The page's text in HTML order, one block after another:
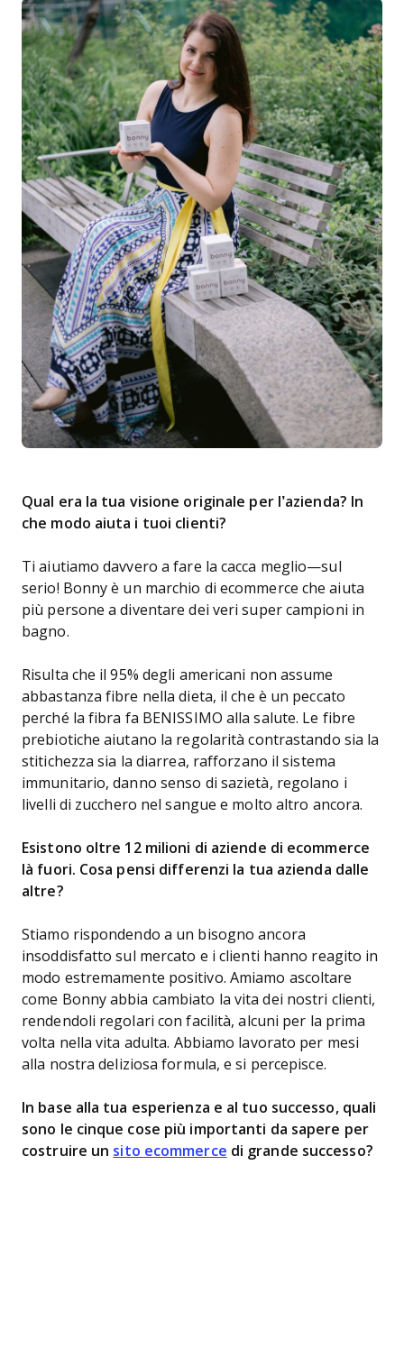
Qual era la tua visione originale per l’azienda? In
che modo aiuta i tuoi clienti?
Ti aiutiamo davvero a fare la cacca meglio—sul
serio! Bonny è un marchio di ecommerce che aiuta
più persone a diventare dei veri super campioni in
bagno.
Risulta che il 95% degli americani non assume
abbastanza fibre nella dieta, il che è un peccato
perché la fibra fa BENISSIMO alla salute. Le fibre
prebiotiche aiutano la regolarità contrastando sia la
stitichezza sia la diarrea, rafforzano il sistema
immunitario, danno senso di sazietà, regolano i
livelli di zucchero nel sangue e molto altro ancora.
Esistono oltre 12 milioni di aziende di ecommerce
là fuori. Cosa pensi differenzi la tua azienda dalle
altre?
Stiamo rispondendo a un bisogno ancora
insoddisfatto sul mercato e i clienti hanno reagito in
modo estremamente positivo. Amiamo ascoltare
come Bonny abbia cambiato la vita dei nostri clienti,
rendendoli regolari con facilità, alcuni per la prima
volta nella vita adulta. Abbiamo lavorato per mesi
alla nostra deliziosa formula, e si percepisce.
In base alla tua esperienza e al tuo successo, quali
sono le cinque cose più importanti da sapere per
costruire un sito ecommerce di grande successo?